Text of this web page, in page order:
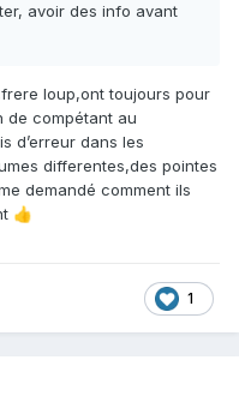
avoir des info avant
loup,ont toujours pour
de compétant au
d’erreur dans les
differentes,des pointes
demandé comment ils
👍
1